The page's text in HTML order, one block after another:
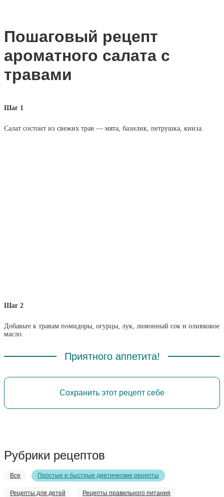
Пошаговый рецепт
ароматного салата с
травами
Шаг 1
Салат состоит из свежих трав — мята, базилик, петрушка, кинза.
Шаг 2
Добавьте к травам помидоры, огурцы, лук, лимонный сок и оливковое
масло.
Приятного аппетита!
Сохранить этот рецепт себе
Рубрики рецептов
Все Простые и быстрые диетические рецепты
Рецепты для детей Рецепты правильного питания